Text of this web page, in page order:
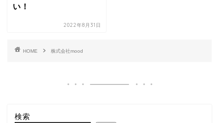
い！
2022年8月31日
HOME 株式会社mood
検索